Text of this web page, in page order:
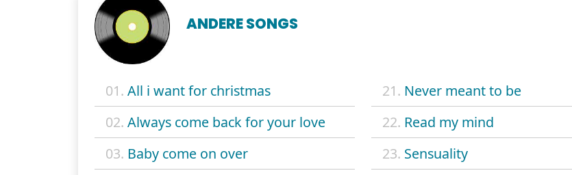
ANDERE SONGS
01. All i want for christmas
02. Always come back for your love
03. Baby come on over
21. Never meant to be
22. Read my mind
23. Sensuality